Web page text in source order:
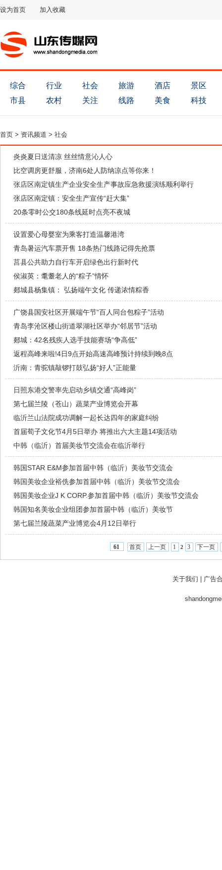
设为首页 加入收藏
综合 行业 社会 旅游 酒店
景区
市县
农村 关注 线路 美食 科技
首页 > 资讯频道 > 社会
炎炎夏日送清凉 丝丝情意沁人心
比空调房更舒服，济南6处人防纳凉点等你来！
张店区南定镇生产企业安全生产事故应急救援演练顺利举行
张店区南定镇：安全生产宣传“赶大集”
20条零时公交180条线延时点亮不夜城
设置爱心母婴室为乘客打造温馨港湾
青岛暑运汽车票开售 18条热门线路记得先抢票
莒县公共助力自行车开启绿色出行新时代
侯淑英：耄耋老人的“粽子”情怀
郯城县杨集镇： 弘扬端午文化 传递浓情粽香
广饶县国安社区开展端午节“百人同台包粽子”活动
青岛李沧区楼山街道翠湖社区举办“邻居节”活动
郯城：42名残疾人选手技能赛场“争高低”
返程高峰来啦!4日9点开始高速高峰预计持续到晚8点
沂南：青驼镇敲锣打鼓弘扬“好人”正能量
日照东港交警率先启动乡镇交通“高峰岗”
第七届兰陵（苍山）蔬菜产业博览会开幕
临沂兰山法院成功调解一起长达四年的家庭纠纷
首届荀子文化节4月5日举办 将推出六大主题14项活动
中韩（临沂）首届美妆节交流会在临沂举行
韩国STAR E&M参加首届中韩（临沂）美妆节交流会
韩国美妆企业裕侁参加首届中韩（临沂）美妆节交流会
韩国美妆企业J K CORP.参加首届中韩（临沂）美妆节交流会
韩国知名美妆企业组团参加首届中韩（临沂）美妆节
第七届兰陵蔬菜产业博览会4月12日举行
61 首页 上一页 1 2 3 下一页
关于我们 广告